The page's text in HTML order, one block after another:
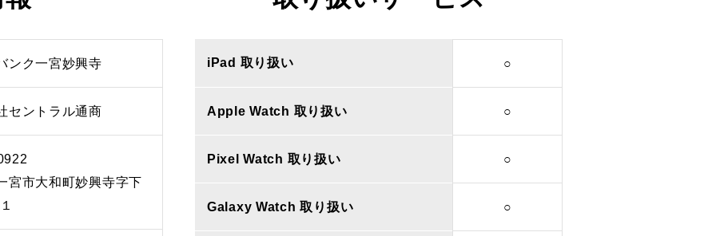
ンク一宮妙興寺
セントラル通商
宮市大和町妙興寺字下
iPad 取り扱い ○
Apple Watch 取り扱い ○
Pixel Watch 取り扱い ○
Galaxy Watch 取り扱い ○